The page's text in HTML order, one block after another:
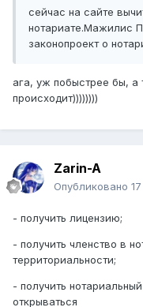
сейчас на сайте
нотариате.Мажилис
законопроект о
ага, уж побыстрее бы, а
происходит))))))))
Zarin-A
Опубликовано
- получить лицензию;
- получить членство в
территориальности;
- получить
открываться